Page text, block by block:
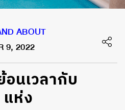
ABOUT
9, 2022
อนเวลากับ
แห่ง